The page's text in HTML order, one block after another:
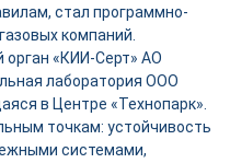
стал программно-
компаний.
орган «КИИ-Серт» АО
лаборатория ООО
в Центре «Технопарк».
точкам: устойчивость
системами,